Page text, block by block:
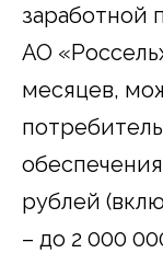
заработной
АО
месяцев,
рублей
– до 2 000